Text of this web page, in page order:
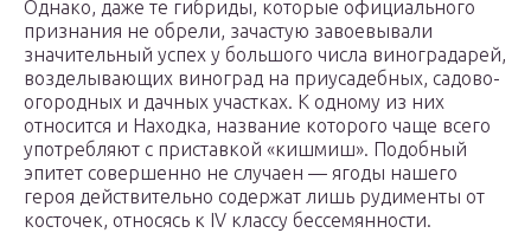
Однако, даже те гибриды, которые официального
признания не обрели, зачастую завоевывали
значительный успех у большого числа виноградарей,
возделывающих виноград на приусадебных, садово-
огородных и дачных участках. К одному из них
относится и Находка, название которого чаще всего
употребляют с приставкой «кишмиш». Подобный
эпитет совершенно не случаен — ягоды нашего
героя действительно содержат лишь рудименты от
косточек, относясь к IV классу бессемянности.